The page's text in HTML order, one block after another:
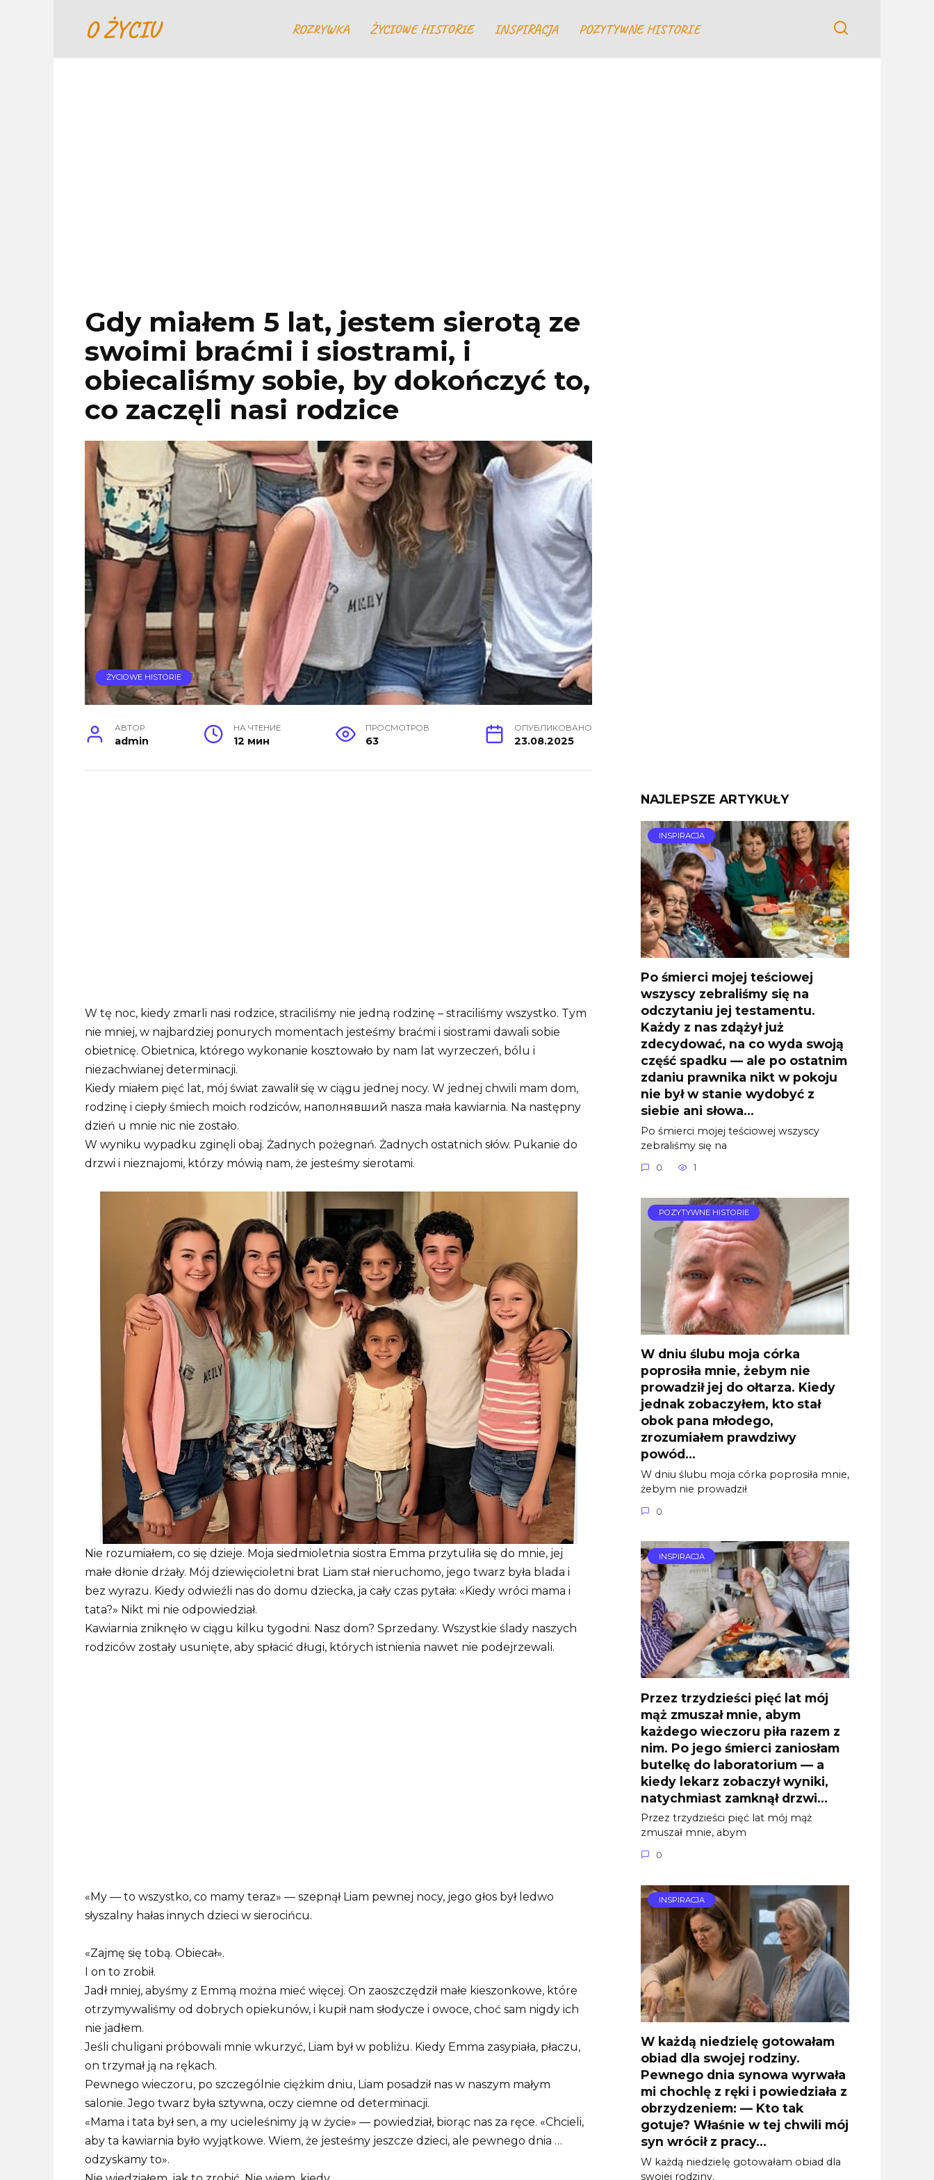
O ŻYCIU ROZRYWKA ŻYCIOWE HISTORIE INSPIRACJA POZYTYWNE HISTORIE
Gdy miałem 5 lat, jestem sierotą ze
swoimi braćmi i siostrami, i
obiecaliśmy sobie, by dokończyć to,
co zaczęli nasi rodzice
ŻYCIOWE HISTORIE
АВТОР
admin
НА ЧТЕНИЕ
12 мин
ПРОСМОТРОВ
63
ОПУБЛИКОВАНО
23.08.2025
W tę noc, kiedy zmarli nasi rodzice, straciliśmy nie jedną rodzinę – straciliśmy wszystko. Tym
nie mniej, w najbardziej ponurych momentach jesteśmy braćmi i siostrami dawali sobie
obietnicę. Obietnica, którego wykonanie kosztowało by nam lat wyrzeczeń, bólu i
niezachwianej determinacji.
Kiedy miałem pięć lat, mój świat zawalił się w ciągu jednej nocy. W jednej chwili mam dom,
rodzinę i ciepły śmiech moich rodziców, наполнявший nasza mała kawiarnia. Na następny
dzień u mnie nic nie zostało.
W wyniku wypadku zginęli obaj. Żadnych pożegnań. Żadnych ostatnich słów. Pukanie do
drzwi i nieznajomi, którzy mówią nam, że jesteśmy sierotami.
Nie rozumiałem, co się dzieje. Moja siedmioletnia siostra Emma przytuliła się do mnie, jej
małe dłonie drżały. Mój dziewięcioletni brat Liam stał nieruchomo, jego twarz była blada i
bez wyrazu. Kiedy odwieźli nas do domu dziecka, ja cały czas pytała: «Kiedy wróci mama i
tata?» Nikt mi nie odpowiedział.
Kawiarnia zniknęło w ciągu kilku tygodni. Nasz dom? Sprzedany. Wszystkie ślady naszych
rodziców zostały usunięte, aby spłacić długi, których istnienia nawet nie podejrzewali.
«My — to wszystko, co mamy teraz» — szepnął Liam pewnej nocy, jego głos był ledwo
słyszalny hałas innych dzieci w sierocińcu.
«Zajmę się tobą. Obiecał».
I on to zrobił.
Jadł mniej, abyśmy z Emmą można mieć więcej. On zaoszczędził małe kieszonkowe, które
otrzymywaliśmy od dobrych opiekunów, i kupił nam słodycze i owoce, choć sam nigdy ich
nie jadłem.
Jeśli chuligani próbowali mnie wkurzyć, Liam był w pobliżu. Kiedy Emma zasypiała, płaczu,
on trzymał ją na rękach.
Pewnego wieczoru, po szczególnie ciężkim dniu, Liam posadził nas w naszym małym
salonie. Jego twarz była sztywna, oczy ciemne od determinacji.
«Mama i tata był sen, a my ucieleśnimy ją w życie» — powiedział, biorąc nas za ręce. «Chcieli,
aby ta kawiarnia było wyjątkowe. Wiem, że jesteśmy jeszcze dzieci, ale pewnego dnia …
odzyskamy to».
NAJLEPSZE ARTYKUŁY
INSPIRACJA
Po śmierci mojej teściowej
wszyscy zebraliśmy się na
odczytaniu jej testamentu.
Każdy z nas zdążył już
zdecydować, na co wyda swoją
część spadku — ale po ostatnim
zdaniu prawnika nikt w pokoju
nie był w stanie wydobyć z
siebie ani słowa…
Po śmierci mojej teściowej wszyscy
zebraliśmy się na
0 1
POZYTYWNE HISTORIE
W dniu ślubu moja córka
poprosiła mnie, żebym nie
prowadził jej do ołtarza. Kiedy
jednak zobaczyłem, kto stał
obok pana młodego,
zrozumiałem prawdziwy
powód…
W dniu ślubu moja córka poprosiła mnie,
żebym nie prowadził
0
INSPIRACJA
Przez trzydzieści pięć lat mój
mąż zmuszał mnie, abym
każdego wieczoru piła razem z
nim. Po jego śmierci zaniosłam
butelkę do laboratorium — a
kiedy lekarz zobaczył wyniki,
natychmiast zamknął drzwi…
Przez trzydzieści pięć lat mój mąż
zmuszał mnie, abym
0
INSPIRACJA
W każdą niedzielę gotowałam
obiad dla swojej rodziny.
Pewnego dnia synowa wyrwała
mi chochlę z ręki i powiedziała z
obrzydzeniem: — Kto tak
gotuje? Właśnie w tej chwili mój
syn wrócił z pracy…
W każdą niedzielę gotowałam obiad dla
swojej rodziny.